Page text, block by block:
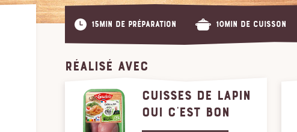
15min de préparation 10min de cuisson
RÉALISÉ AVEC
CUISSES DE LAPIN
OUI C'EST BON